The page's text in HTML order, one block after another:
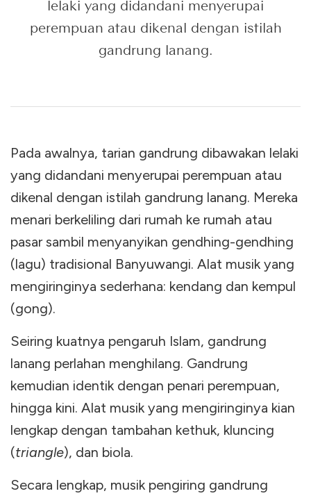
lelaki yang didandani menyerupai
perempuan atau dikenal dengan istilah
gandrung lanang.
Pada awalnya, tarian gandrung dibawakan lelaki
yang didandani menyerupai perempuan atau
dikenal dengan istilah gandrung lanang. Mereka
menari berkeliling dari rumah ke rumah atau
pasar sambil menyanyikan gendhing-gendhing
(lagu) tradisional Banyuwangi. Alat musik yang
mengiringinya sederhana: kendang dan kempul
(gong).
Seiring kuatnya pengaruh Islam, gandrung
lanang perlahan menghilang. Gandrung
kemudian identik dengan penari perempuan,
hingga kini. Alat musik yang mengiringinya kian
lengkap dengan tambahan kethuk, kluncing
(triangle), dan biola.
Secara lengkap, musik pengiring gandrung